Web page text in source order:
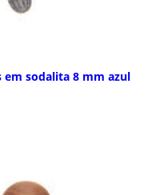
em sodalita 8 mm azul